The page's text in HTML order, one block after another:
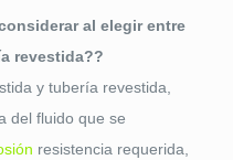
al elegir entre
revestida??
y tubería revestida,
del fluido que se
resistencia requerida,